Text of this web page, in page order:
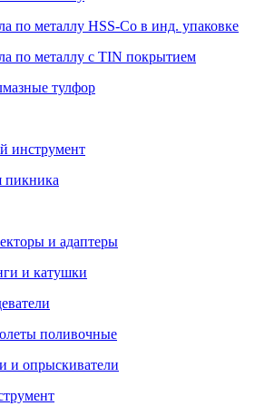
по металлу HSS-Co в инд. упаковке
по металлу с TIN покрытием
тулфор
инструмент
пикника
и адаптеры
и катушки
поливочные
и опрыскиватели